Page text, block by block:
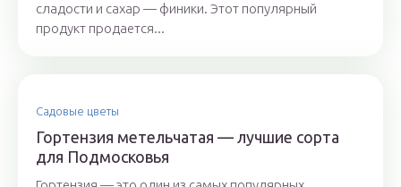
сладости и сахар — финики. Этот популярный
продукт продается...
Садовые цветы
Гортензия метельчатая — лучшие сорта
для Подмосковья